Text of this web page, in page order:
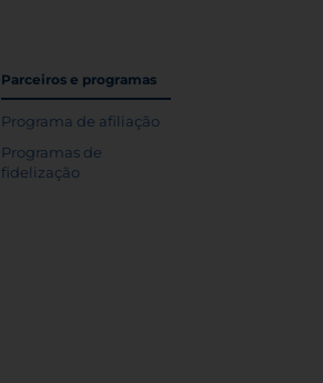
Parceiros e programas
Programa de afiliação
Programas de
fidelização